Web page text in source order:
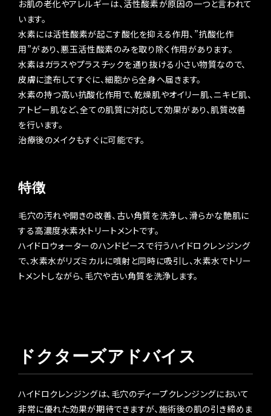
お肌の老化やアレルギーは、活性酸素が原因の一つと言われて
います。
水素には活性酸素が起こす酸化を抑える作用、”抗酸化作
用”があり、悪玉活性酸素のみを取り除く作用があります。
水素はガラスやプラスチックを通り抜ける小さい物質なので、
皮膚に塗布してすぐに、細胞から全身へ届きます。
水素の持つ高い抗酸化作用で、乾燥肌やオイリー肌、ニキビ肌、
アトピー肌など、全ての肌質に対応して効果があり、肌質改善
を行います。
治療後のメイクもすぐに可能です。
特徴
毛穴の汚れや開きの改善、古い角質を洗浄し、滑らかな艶肌に
する高濃度水素水トリートメントです。
ハイドロウォーターのハンドピースで行うハイドロクレンジング
で、水素水がリズミカルに噴射と同時に吸引し、水素水でトリー
トメントしながら、毛穴や古い角質を洗浄します。
ドクターズアドバイス
ハイドロクレンジングは、毛穴のディープクレンジングにおいて
非常に優れた効果が期待できますが、施術後の肌の引き締めま